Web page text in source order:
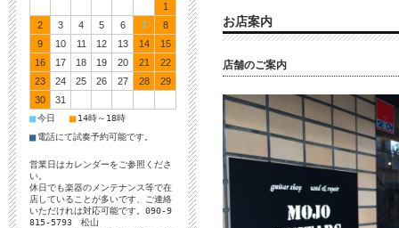
お店案内
店舗のご案内
1
2
3 4 5 6 7
8
9
10 11 12 13 14
15
16
17 18 19 20 21
22
23
24 25 26 27 28
29
30
31
■今日 ■ 14時～18時
■ 電話にて試奏予約可能です。
営業日はカレンダーをご参照くださ
い。
休日でも楽器のメンテナンス等で在
店していることが多いです、ご連絡
いただけれは対応可能です。090-9
815-5793 松山